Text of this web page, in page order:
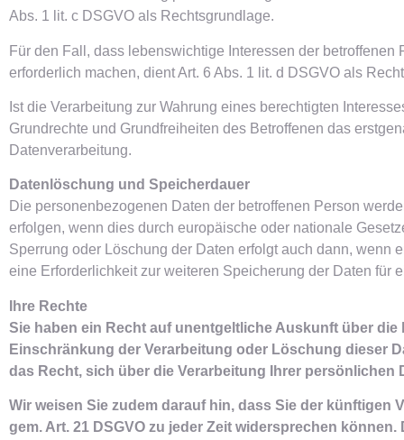
Abs. 1 lit. c DSGVO als Rechtsgrundlage.
Für den Fall, dass lebenswichtige Interessen der
erforderlich machen, dient Art. 6 Abs. 1 lit. d DSGVO als
Ist die Verarbeitung zur Wahrung eines berechtigten
Grundrechte und Grundfreiheiten des Betroffenen das
Datenverarbeitung.
Datenlöschung und Speicherdauer
Die personenbezogenen Daten der betroffenen Person
erfolgen, wenn dies durch europäische oder nationale
Sperrung oder Löschung der Daten erfolgt auch dann, wenn
eine Erforderlichkeit zur weiteren Speicherung der Daten für
Ihre Rechte
Sie haben ein Recht auf unentgeltliche Auskunft über
Einschränkung der Verarbeitung oder Löschung dieser
das Recht, sich über die Verarbeitung Ihrer
Wir weisen Sie zudem darauf hin, dass Sie der
gem. Art. 21 DSGVO zu jeder Zeit widersprechen